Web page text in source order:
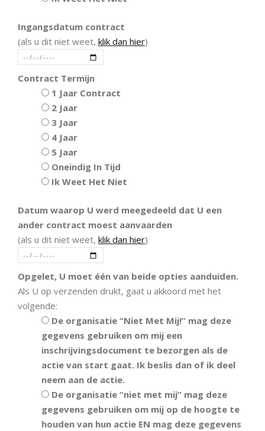
Ingangsdatum contract
(als u dit niet weet, klik dan hier)
Contract Termijn
1 Jaar Contract
2 Jaar
3 Jaar
4 Jaar
5 Jaar
Oneindig In Tijd
Ik Weet Het Niet
Datum waarop U werd meegedeeld dat U een
ander contract moest aanvaarden
(als u dit niet weet, klik dan hier)
Opgelet, U moet één van beide opties aanduiden.
Als U op verzenden drukt, gaat u akkoord met het
volgende:
De organisatie “Niet Met Mij!” mag deze
gegevens gebruiken om mij een
inschrijvingsdocument te bezorgen als de
actie van start gaat. Ik beslis dan of ik deel
neem aan de actie.
De organisatie “niet met mij” mag deze
gegevens gebruiken om mij op de hoogte te
houden van hun actie EN mag deze gegevens